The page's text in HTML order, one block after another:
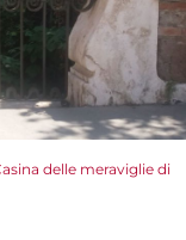
delle meraviglie di